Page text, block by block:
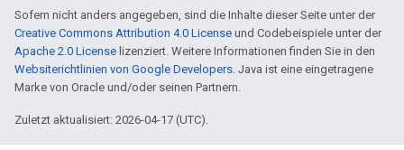
Sofern nicht anders angegeben, sind die Inhalte dieser Seite unter der
Creative Commons Attribution 4.0 License und Codebeispiele unter der
Apache 2.0 License lizenziert. Weitere Informationen finden Sie in den
Websiterichtlinien von Google Developers. Java ist eine eingetragene
Marke von Oracle und/oder seinen Partnern.
Zuletzt aktualisiert: 2026-04-17 (UTC).